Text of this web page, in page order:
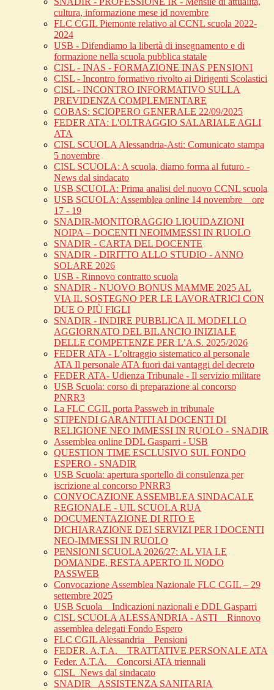
cultura, informazione mese id novembre
FLC CGIL Piemonte relativo al CCNL scuola 2022-
2024
USB - Difendiamo la libertà di insegnamento e di
formazione nella scuola pubblica statale
CISL - INAS - FORMAZIONE INAS PENSIONI
CISL - Incontro formativo rivolto ai Dirigenti Scolastici
CISL - INCONTRO INFORMATIVO SULLA
PREVIDENZA COMPLEMENTARE
COBAS: SCIOPERO GENERALE 22/09/2025
FEDER ATA: L'OLTRAGGIO SALARIALE AGLI
ATA
CISL SCUOLA Alessandria-Asti: Comunicato stampa
5 novembre
CISL SCUOLA: A scuola, diamo forma al futuro -
News dal sindacato
USB SCUOLA: Prima analisi del nuovo CCNL scuola
USB SCUOLA: Assemblea online 14 novembre _ ore
17 - 19
SNADIR-MONITORAGGIO LIQUIDAZIONI
NOIPA – DOCENTI NEOIMMESSI IN RUOLO
SNADIR - CARTA DEL DOCENTE
SNADIR - DIRITTO ALLO STUDIO - ANNO
SOLARE 2026
USB - Rinnovo contratto scuola
SNADIR - NUOVO BONUS MAMME 2025 AL
VIA IL SOSTEGNO PER LE LAVORATRICI CON
DUE O PIÙ FIGLI
SNADIR - INDIRE PUBBLICA IL MODELLO
AGGIORNATO DEL BILANCIO INIZIALE
DELLE COMPETENZE PER L’A.S. 2025/2026
FEDER ATA - L’oltraggio sistematico al personale
ATA Il personale ATA fuori dai vantaggi del decreto
FEDER ATA- Udienza Tribunale - Il servizio militare
USB Scuola: corso di preparazione al concorso
PNRR3
La FLC CGIL porta Passweb in tribunale
STIPENDI GARANTITI AI DOCENTI DI
RELIGIONE NEO IMMESSI IN RUOLO - SNADIR
Assemblea online DDL Gasparri - USB
QUESTION TIME ESCLUSIVO SUL FONDO
ESPERO - SNADIR
USB Scuola: apertura sportello di consulenza per
iscrizione al concorso PNRR3
CONVOCAZIONE ASSEMBLEA SINDACALE
REGIONALE - UIL SCUOLA RUA
DOCUMENTAZIONE DI RITO E
DICHIARAZIONE DEI SERVIZI PER I DOCENTI
NEO-IMMESSI IN RUOLO
PENSIONI SCUOLA 2026/27: AL VIA LE
DOMANDE, RESTA APERTO IL NODO
PASSWEB
Convocazione Assemblea Nazionale FLC CGIL – 29
settembre 2025
USB Scuola _ Indicazioni nazionali e DDL Gasparri
CISL SCUOLA ALESSANDRIA - ASTI _ Rinnovo
assemblea delegati Fondo Espero
FLC CGIL Alessandria _ Pensioni
FEDER. A.T.A. _ TRATTATIVE PERSONALE ATA
Feder. A.T.A. _ Concorsi ATA triennali
CISL_News dal sindacato
SNADIR_ ASSISTENZA SANITARIA